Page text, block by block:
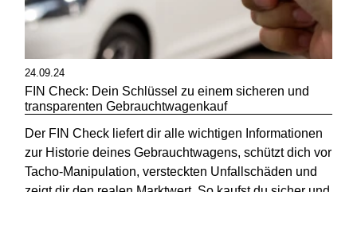
24.09.24
FIN Check: Dein Schlüssel zu einem sicheren und
transparenten Gebrauchtwagenkauf
Der FIN Check liefert dir alle wichtigen Informationen
zur Historie deines Gebrauchtwagens, schützt dich vor
Tacho-Manipulation, versteckten Unfallschäden und
zeigt dir den realen Marktwert. So kaufst du sicher und